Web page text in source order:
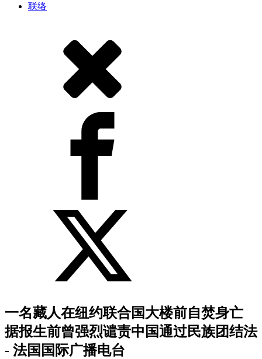
联络
一名藏人在纽约联合国大楼前自焚身亡
据报生前曾强烈谴责中国通过民族团结法
- 法国国际广播电台